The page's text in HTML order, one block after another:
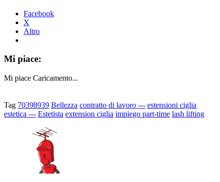
Facebook
X
Altro
Mi piace:
Mi piace Caricamento...
Tag 70398939 Bellezza contratto di lavoro --- estensioni ciglia
estetica --- Estetista extension ciglia impiego part-time lash lifting